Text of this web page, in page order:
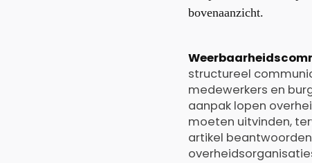
o
structureel
medewerkers en
aanpak lopen
moeten uitvinden,
artikel